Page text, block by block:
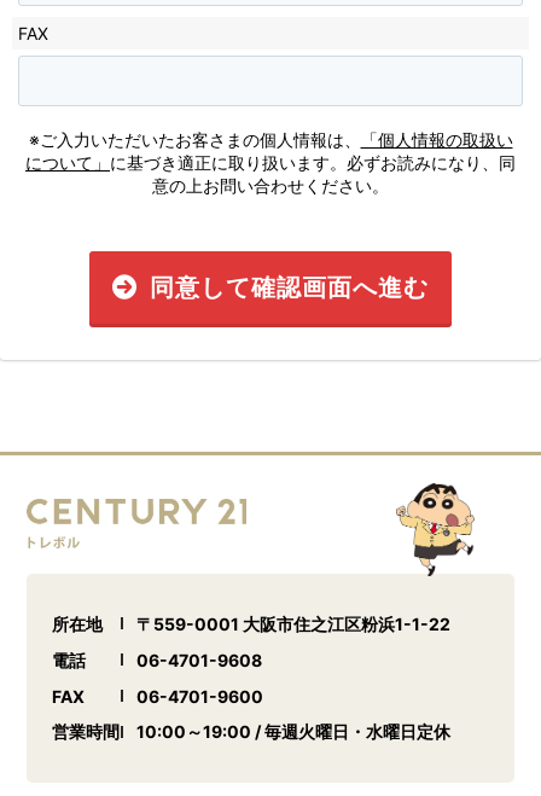
FAX
※ご入力いただいたお客さまの個人情報は、
「個人情報の取扱い
について」 に基づき適正に取り扱います。必ずお読みになり、同
意の上お問い合わせください。
同意して確認画面へ進む
所在地
〒559-0001 大阪市住之江区粉浜1-1-22
電話
06-4701-9608
FAX
06-4701-9600
営業時間
10:00～19:00 / 毎週火曜日・水曜日定休